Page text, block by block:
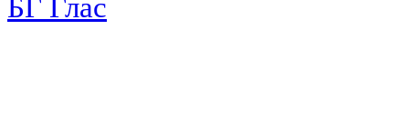
БГ Глас